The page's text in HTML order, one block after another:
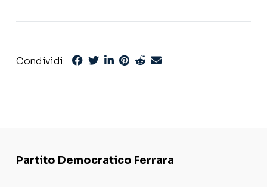
Condividi:
Partito Democratico Ferrara